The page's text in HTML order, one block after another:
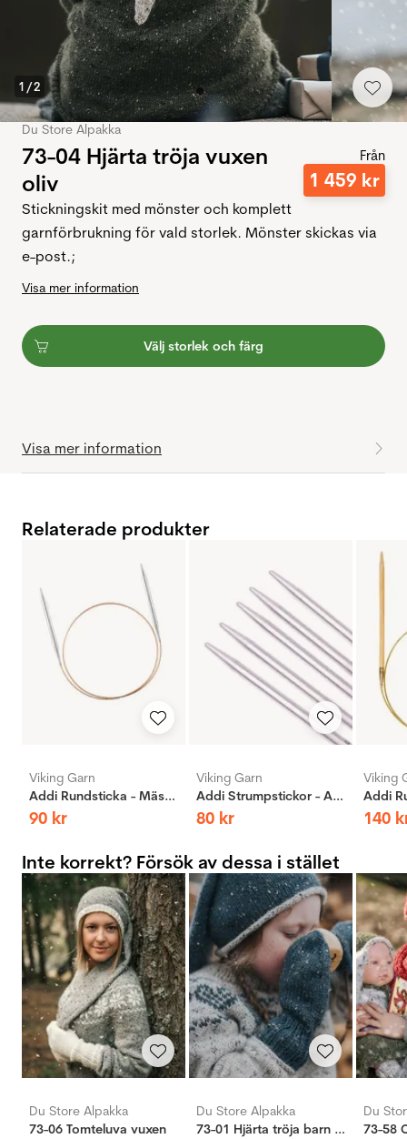
1 /2
Du Store Alpakka
73-04 Hjärta tröja vuxen
oliv
Från
1 459 kr
Stickningskit med mönster och komplett
garnförbrukning för vald storlek. Mönster skickas via
e-post.;
Visa mer information
Välj storlek och färg
Visa mer information
Relaterade produkter
Viking Garn
Addi Rundsticka - Mässing
90 kr
Viking Garn
Addi Strumpstickor - Aluminium
80 kr
Viking
140
Inte korrekt? Försök av dessa i stället
Du Store Alpakka
73-06 Tomteluva vuxen
Du Store Alpakka
73-01 Hjärta tröja barn grå
Du
73-58